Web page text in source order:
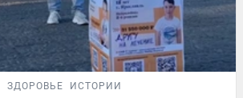
ЗДОРОВЬЕ ИСТОРИИ